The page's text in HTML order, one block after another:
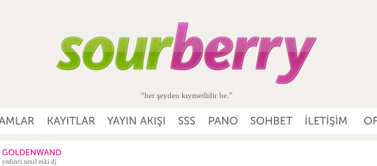
“her şeyden kıymetlidir be.”
yedinci nesil eski dj